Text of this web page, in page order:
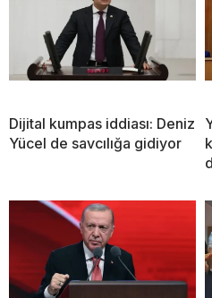
Dijital kumpas iddiası: Deniz
Yücel de savcılığa gidiyor